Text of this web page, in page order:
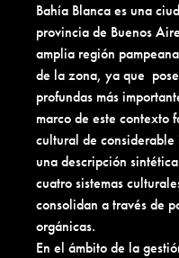
Bahía Blanca es una
provincia de Buenos
amplia región
de la zona, ya que
profundas más
marco de este contexto
cultural de
una descripción
cuatro sistemas
consolidan a través de
orgánicas.
En el ámbito de la